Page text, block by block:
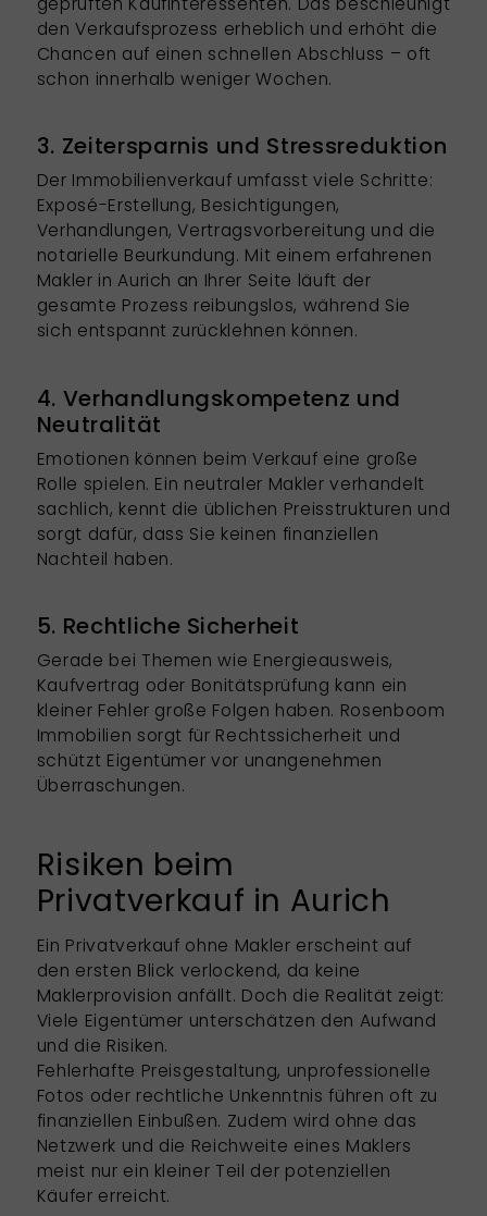
den Verkaufsprozess erheblich und erhöht die
Chancen auf einen schnellen Abschluss – oft
schon innerhalb weniger Wochen.
3. Zeitersparnis und Stressreduktion
Der Immobilienverkauf umfasst viele Schritte:
Exposé-Erstellung, Besichtigungen,
Verhandlungen, Vertragsvorbereitung und die
notarielle Beurkundung. Mit einem erfahrenen
Makler in Aurich an Ihrer Seite läuft der
gesamte Prozess reibungslos, während Sie
sich entspannt zurücklehnen können.
4. Verhandlungskompetenz und
Neutralität
Emotionen können beim Verkauf eine große
Rolle spielen. Ein neutraler Makler verhandelt
sachlich, kennt die üblichen Preisstrukturen und
sorgt dafür, dass Sie keinen finanziellen
Nachteil haben.
5. Rechtliche Sicherheit
Gerade bei Themen wie Energieausweis,
Kaufvertrag oder Bonitätsprüfung kann ein
kleiner Fehler große Folgen haben. Rosenboom
Immobilien sorgt für Rechtssicherheit und
schützt Eigentümer vor unangenehmen
Überraschungen.
Risiken beim
Privatverkauf in Aurich
Ein Privatverkauf ohne Makler erscheint auf
den ersten Blick verlockend, da keine
Maklerprovision anfällt. Doch die Realität zeigt:
Viele Eigentümer unterschätzen den Aufwand
und die Risiken.
Fehlerhafte Preisgestaltung, unprofessionelle
Fotos oder rechtliche Unkenntnis führen oft zu
finanziellen Einbußen. Zudem wird ohne das
Netzwerk und die Reichweite eines Maklers
meist nur ein kleiner Teil der potenziellen
Käufer erreicht.